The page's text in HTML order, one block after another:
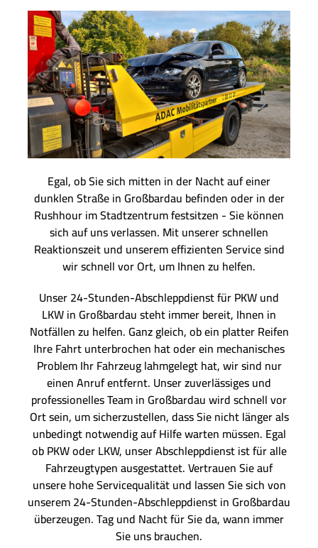
Egal, ob Sie sich mitten in der Nacht auf einer
dunklen Straße in Großbardau befinden oder in der
Rushhour im Stadtzentrum festsitzen - Sie können
sich auf uns verlassen. Mit unserer schnellen
Reaktionszeit und unserem effizienten Service sind
wir schnell vor Ort, um Ihnen zu helfen.
Unser 24-Stunden-Abschleppdienst für PKW und
LKW in Großbardau steht immer bereit, Ihnen in
Notfällen zu helfen. Ganz gleich, ob ein platter Reifen
Ihre Fahrt unterbrochen hat oder ein mechanisches
Problem Ihr Fahrzeug lahmgelegt hat, wir sind nur
einen Anruf entfernt. Unser zuverlässiges und
professionelles Team in Großbardau wird schnell vor
Ort sein, um sicherzustellen, dass Sie nicht länger als
unbedingt notwendig auf Hilfe warten müssen. Egal
ob PKW oder LKW, unser Abschleppdienst ist für alle
Fahrzeugtypen ausgestattet. Vertrauen Sie auf
unsere hohe Servicequalität und lassen Sie sich von
unserem 24-Stunden-Abschleppdienst in Großbardau
überzeugen. Tag und Nacht für Sie da, wann immer
Sie uns brauchen.